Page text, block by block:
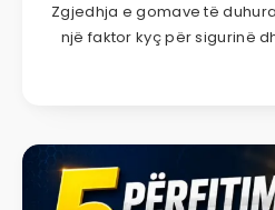
Zgjedhja e gomave të
një faktor kyç për sigurinë